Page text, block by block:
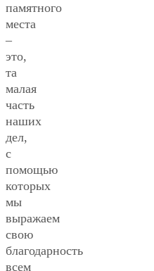
памятного
места
–
это,
та
малая
часть
наших
дел,
с
помощью
которых
мы
выражаем
свою
благодарность
всем